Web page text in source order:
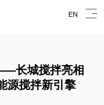
EN
长城搅拌亮相
源搅拌新引擎